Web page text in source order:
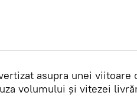
asupra unei viitoare
volumului și vitezei